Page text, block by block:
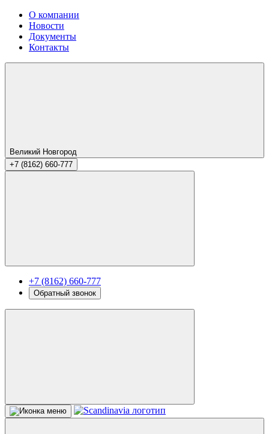
О компании
Новости
Документы
Контакты
Великий Новгород
+7 (8162) 660-777
+7 (8162) 660-777
Обратный звонок